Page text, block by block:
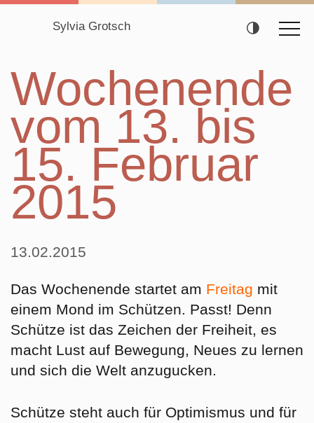
Sylvia Grotsch
Navigation
überspringen
Wochenende
vom 13. bis
15. Februar
2015
13.02.2015
Das Wochenende startet am Freitag mit
einem Mond im Schützen. Passt! Denn
Schütze ist das Zeichen der Freiheit, es
macht Lust auf Bewegung, Neues zu lernen
und sich die Welt anzugucken.
Schütze steht auch für Optimismus und für